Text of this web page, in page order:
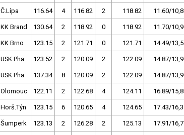
Č.Lípa 116.64 4 116.82 2 118.82 11.60/10,8
KK Brand 130.64 2 118.92 0 118.92 11.70/10,9
KK Brno 123.15 2 121.71 0 121.71 14.49/13,5
USK Pha 123.52 2 120.09 2 122.09 14.87/13,9
USK Pha 137.34 8 120.09 2 122.09 14.87/13,9
Olomouc 122.11 2 122.68 4 124.11 16.89/15,8
Horš.Týn 123.15 6 120.65 4 124.65 17.43/16,3
Šumperk 123.13 2 126.28 2 125.13 17.91/16,7